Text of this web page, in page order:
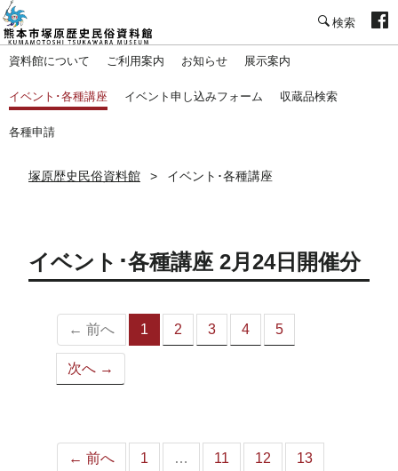
資料館について ご利用案内 お知らせ 展示案内
イベント･各種講座 イベント申し込みフォーム 収蔵品検索
各種申請
塚原歴史民俗資料館 イベント･各種講座
イベント･各種講座 2月24日開催分
← 前へ 1
（こ
2 3 4 5
次へ →
← 前へ 1 … 11 12 13